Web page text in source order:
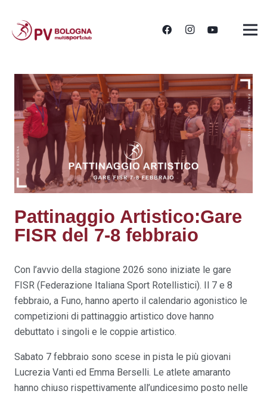
Pattinaggio Artistico:Gare
FISR del 7-8 febbraio
Con l’avvio della stagione 2026 sono iniziate le gare
FISR (Federazione Italiana Sport Rotellistici). Il 7 e 8
febbraio, a Funo, hanno aperto il calendario agonistico le
competizioni di pattinaggio artistico dove hanno
debuttato i singoli e le coppie artistico.
Sabato 7 febbraio sono scese in pista le più giovani
Lucrezia Vanti ed Emma Berselli. Le atlete amaranto
hanno chiuso rispettivamente all’undicesimo posto nelle